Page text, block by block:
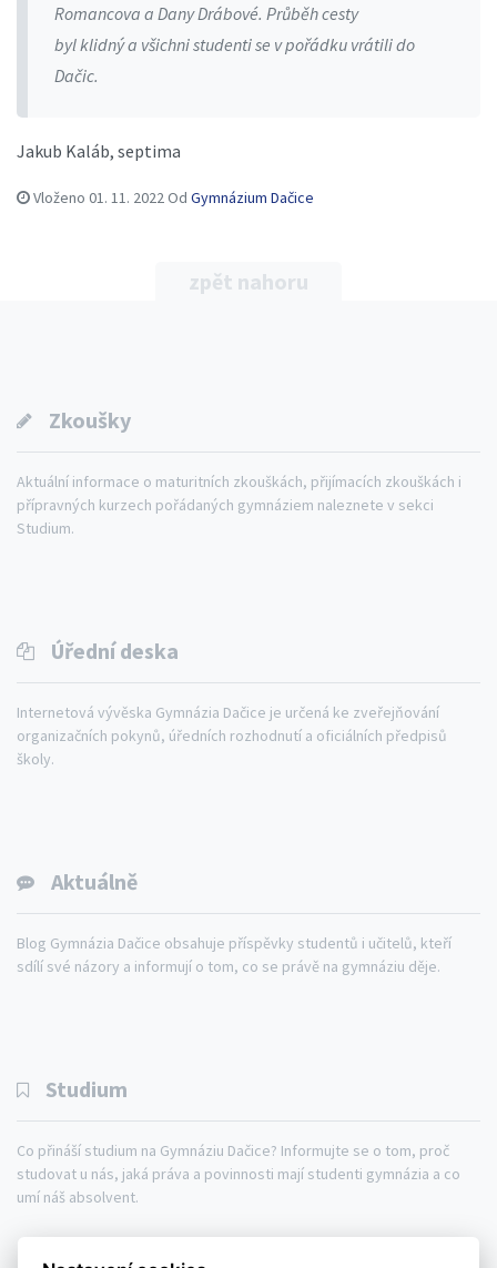
Romancova a Dany Drábové. Průběh cesty
byl klidný a všichni studenti se v pořádku vrátili do
Dačic.
Jakub Kaláb, septima
Vloženo 01. 11. 2022 Od Gymnázium Dačice
zpět nahoru
Zkoušky
Aktuální informace o maturitních zkouškách, přijímacích zkouškách i
přípravných kurzech pořádaných gymnáziem naleznete v sekci
Studium.
Úřední deska
Internetová vývěska Gymnázia Dačice je určená ke zveřejňování
organizačních pokynů, úředních rozhodnutí a oficiálních předpisů
školy.
Aktuálně
Blog Gymnázia Dačice obsahuje příspěvky studentů i učitelů, kteří
sdílí své názory a informují o tom, co se právě na gymnáziu děje.
Studium
Co přináší studium na Gymnáziu Dačice? Informujte se o tom, proč
studovat u nás, jaká práva a povinnosti mají studenti gymnázia a co
umí náš absolvent.